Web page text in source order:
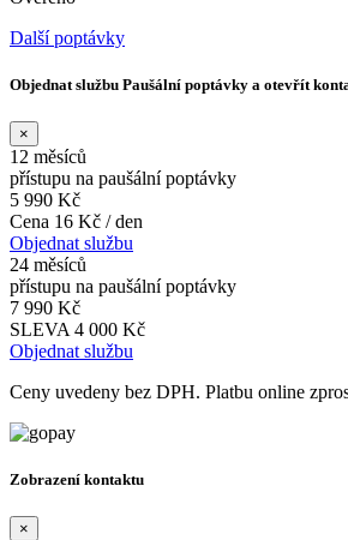
Další poptávky
Objednat službu Paušální poptávky a otevřít
×
12 měsíců
přístupu na paušální poptávky
5 990 Kč
Cena 16 Kč / den
Objednat službu
24 měsíců
přístupu na paušální poptávky
7 990 Kč
SLEVA 4 000 Kč
Objednat službu
Ceny uvedeny bez DPH. Platbu online
Zobrazení kontaktu
×